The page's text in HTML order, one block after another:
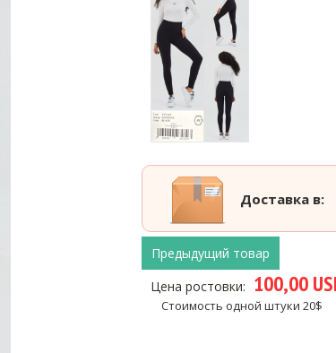
Доставка в:
Предыдущий товар
Цена ростовки: 100,00
Стоимость одной штуки 20$